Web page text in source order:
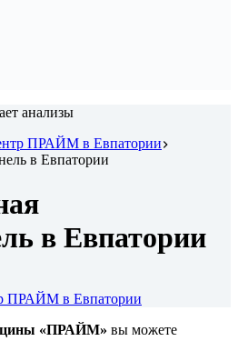
ПРАЙМ в Евпатории
в Евпатории
в Евпатории
ПРАЙМ в Евпатории
«ПРАЙМ» вы можете